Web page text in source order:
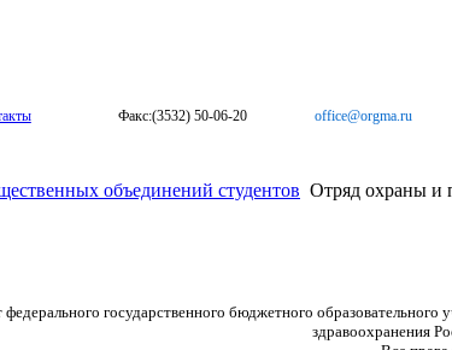
Факс:(3532) 50-06-20 office@orgma.ru
объединений студентов Отряд охраны и
государственного бюджетного
здравоохранения